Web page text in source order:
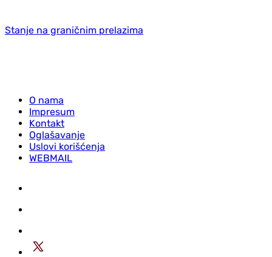
Stanje na graničnim prelazima
O nama
Impresum
Kontakt
Oglašavanje
Uslovi korišćenja
WEBMAIL